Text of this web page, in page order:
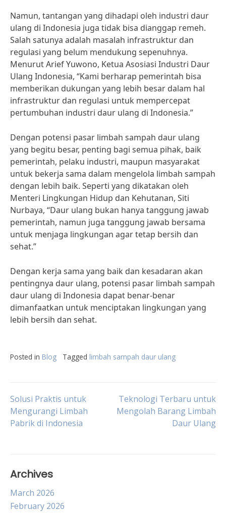
Namun, tantangan yang dihadapi oleh industri daur
ulang di Indonesia juga tidak bisa dianggap remeh.
Salah satunya adalah masalah infrastruktur dan
regulasi yang belum mendukung sepenuhnya.
Menurut Arief Yuwono, Ketua Asosiasi Industri Daur
Ulang Indonesia, “Kami berharap pemerintah bisa
memberikan dukungan yang lebih besar dalam hal
infrastruktur dan regulasi untuk mempercepat
pertumbuhan industri daur ulang di Indonesia.”
Dengan potensi pasar limbah sampah daur ulang
yang begitu besar, penting bagi semua pihak, baik
pemerintah, pelaku industri, maupun masyarakat
untuk bekerja sama dalam mengelola limbah sampah
dengan lebih baik. Seperti yang dikatakan oleh
Menteri Lingkungan Hidup dan Kehutanan, Siti
Nurbaya, “Daur ulang bukan hanya tanggung jawab
pemerintah, namun juga tanggung jawab bersama
untuk menjaga lingkungan agar tetap bersih dan
sehat.”
Dengan kerja sama yang baik dan kesadaran akan
pentingnya daur ulang, potensi pasar limbah sampah
daur ulang di Indonesia dapat benar-benar
dimanfaatkan untuk menciptakan lingkungan yang
lebih bersih dan sehat.
Posted in Blog Tagged limbah sampah daur ulang
Post
navigation
Solusi Praktis untuk
Mengurangi Limbah
Pabrik di Indonesia
Teknologi Terbaru untuk
Mengolah Barang Limbah
Daur Ulang
Archives
March 2026
February 2026